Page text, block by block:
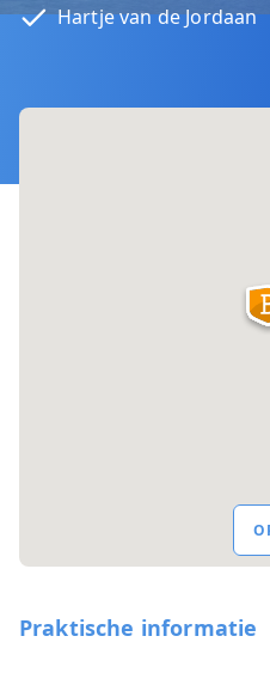
Hartje van de Jordaan
Praktische informatie